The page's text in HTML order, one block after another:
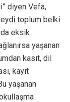
diyen Vefa,
toplum belki
eksik
yaşanan
kasıt, dil
kayıt
yaşanan